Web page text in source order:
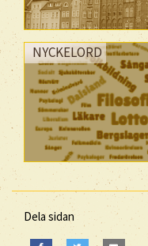
NYCKELORD
Dela sidan